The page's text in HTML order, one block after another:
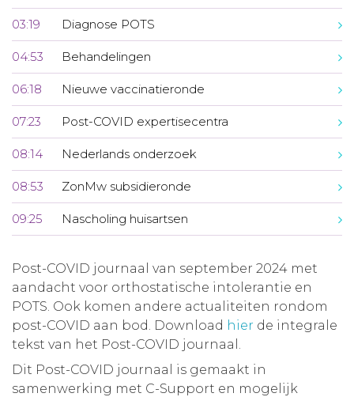
03:19 Diagnose POTS
04:53 Behandelingen
06:18 Nieuwe vaccinatieronde
07:23 Post-COVID expertisecentra
08:14 Nederlands onderzoek
08:53 ZonMw subsidieronde
09:25 Nascholing huisartsen
Post-COVID journaal van september 2024 met
aandacht voor orthostatische intolerantie en
POTS. Ook komen andere actualiteiten rondom
post-COVID aan bod. Download hier de integrale
tekst van het Post-COVID journaal.
Dit Post-COVID journaal is gemaakt in
samenwerking met C-Support en mogelijk